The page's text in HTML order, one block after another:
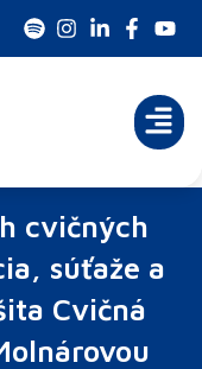
cvičných
súťaže a
Cvičná